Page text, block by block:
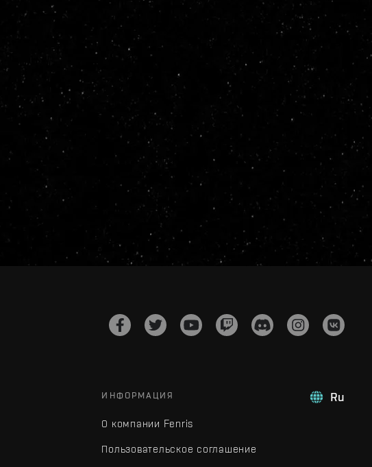
Ru
ИНФОРМАЦИЯ
О компании Fenris
Пользовательское соглашение